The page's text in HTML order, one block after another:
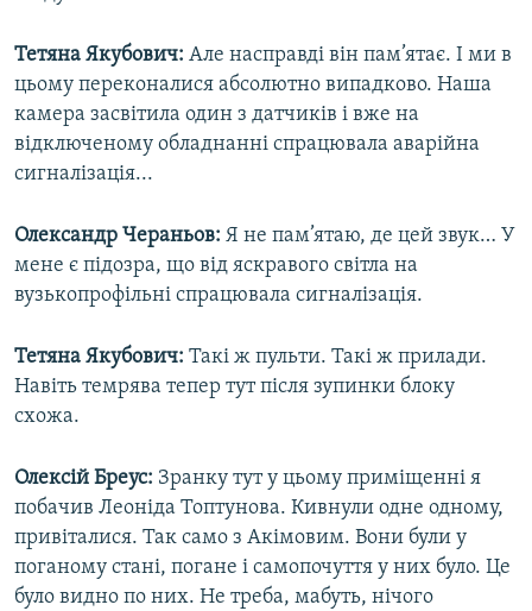
Тетяна Якубович: Але насправді він пам’ятає. І ми в
цьому переконалися абсолютно випадково. Наша
камера засвітила один з датчиків і вже на
відключеному обладнанні спрацювала аварійна
сигналізація...
Олександр Чераньов: Я не пам’ятаю, де цей звук… У
мене є підозра, що від яскравого світла на
вузькопрофільні спрацювала сигналізація.
Тетяна Якубович: Такі ж пульти. Такі ж прилади.
Навіть темрява тепер тут після зупинки блоку
схожа.
Олексій Бреус: Зранку тут у цьому приміщенні я
побачив Леоніда Топтунова. Кивнули одне одному,
привіталися. Так само з Акімовим. Вони були у
поганому стані, погане і самопочуття у них було. Це
було видно по них. Не треба, мабуть, нічого